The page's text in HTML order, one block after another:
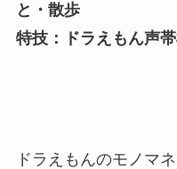
と・散歩
特技：ドラえもん声
ドラえもんのモノマ